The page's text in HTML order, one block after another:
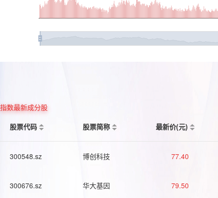
指数最新成分股
股票代码
股票简称 最新价(元)
300548.sz 博创科技 77.40
300676.sz 华大基因 79.50